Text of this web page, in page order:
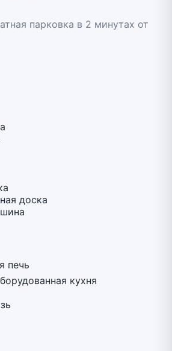
парковка в 2 минутах от
доска
печь
кухня